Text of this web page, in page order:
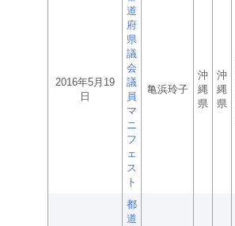
2016年5月19
日
道
府
県
議
会
議
員
マ
ニ
フ
ェ
ス
ト
亀浜玲子
沖
縄
県
沖
縄
県
都
道